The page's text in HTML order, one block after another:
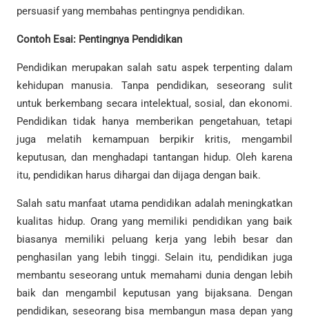
persuasif yang membahas pentingnya pendidikan.
Contoh Esai: Pentingnya Pendidikan
Pendidikan merupakan salah satu aspek terpenting dalam
kehidupan manusia. Tanpa pendidikan, seseorang sulit
untuk berkembang secara intelektual, sosial, dan ekonomi.
Pendidikan tidak hanya memberikan pengetahuan, tetapi
juga melatih kemampuan berpikir kritis, mengambil
keputusan, dan menghadapi tantangan hidup. Oleh karena
itu, pendidikan harus dihargai dan dijaga dengan baik.
Salah satu manfaat utama pendidikan adalah meningkatkan
kualitas hidup. Orang yang memiliki pendidikan yang baik
biasanya memiliki peluang kerja yang lebih besar dan
penghasilan yang lebih tinggi. Selain itu, pendidikan juga
membantu seseorang untuk memahami dunia dengan lebih
baik dan mengambil keputusan yang bijaksana. Dengan
pendidikan, seseorang bisa membangun masa depan yang